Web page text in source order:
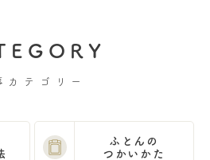
カテゴリー
ふとんの
つかいかた